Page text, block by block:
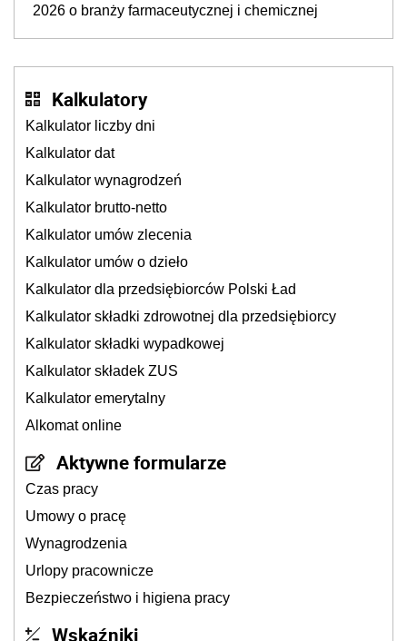
2026 o branży farmaceutycznej i chemicznej
Kalkulatory
Kalkulator liczby dni
Kalkulator dat
Kalkulator wynagrodzeń
Kalkulator brutto-netto
Kalkulator umów zlecenia
Kalkulator umów o dzieło
Kalkulator dla przedsiębiorców Polski Ład
Kalkulator składki zdrowotnej dla przedsiębiorcy
Kalkulator składki wypadkowej
Kalkulator składek ZUS
Kalkulator emerytalny
Alkomat online
Aktywne formularze
Czas pracy
Umowy o pracę
Wynagrodzenia
Urlopy pracownicze
Bezpieczeństwo i higiena pracy
Wskaźniki